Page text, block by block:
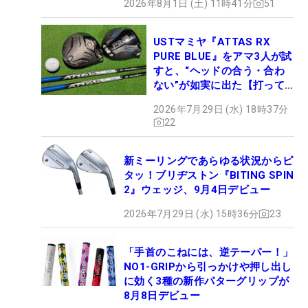
2026年8月1日 (土) 11時41分 51
USTマミヤ『ATTAS RX
PURE BLUE』をアマ3人が試
すと、“ヘッドの合う・合わ
ない”が如実に出た【打って
2026年7月29日 (水) 18時37分
22
新ミーリングであらゆる状況からピ
タッ！ブリヂストン『BITING SPIN
2』ウェッジ、9月4日デビュー
2026年7月29日 (水) 15時36分 23
「手首のこねには、逆テーパー！」
NO1-GRIPから引っかけや押し出し
に効く3種の新作パターグリップが
8月8日デビュー